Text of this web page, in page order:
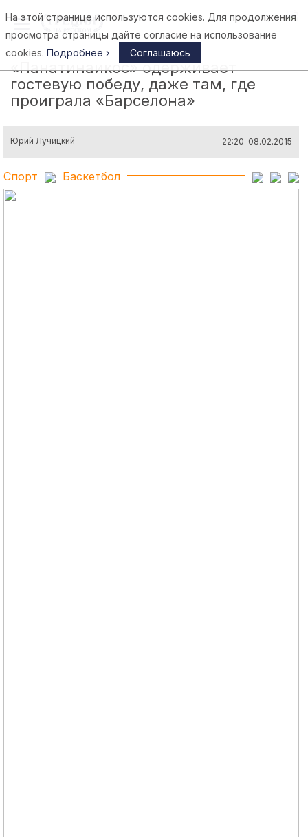
Афины
«Панатинаикос» одерживает
гостевую победу, даже там, где
проиграла «Барселона»
Юрий Лучицкий 22:20 08.02.2015
Спорт Баскетбол
На этой странице используются cookies. Для продолжения
просмотра страницы дайте согласие на использование
cookies. Подробнее › Соглашаюсь